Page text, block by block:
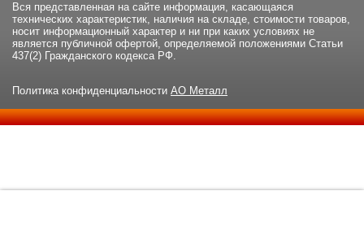
Вся представленная на сайте информация, касающаяся
технических характеристик, наличия на складе, стоимости товаров,
носит информационный характер и ни при каких условиях не
является публичной офертой, определяемой положениями Статьи
437(2) Гражданского кодекса РФ.
Политика конфиденциальности АО Металл